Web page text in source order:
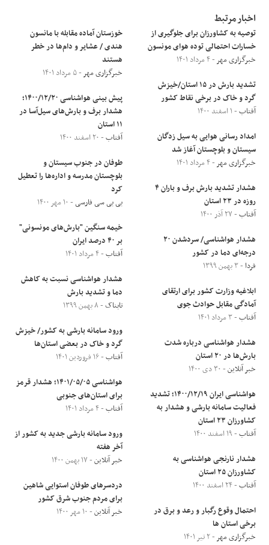
اخبار مرتبط
توصیه به کشاورزان برای جلوگیری از
خسارات احتمالی توده هوای مونسون
خبرگزاری مهر- ۴ مرداد ۱۴۰۱
تشدید بارش در ۱۵ استان/خیزش
گرد و خاک در برخی نقاط کشور
آفتاب- ۱ اسفند ۱۴۰۰
امداد رسانی هوایی به سیل زدگان
سیستان و بلوچستان آغاز شد
خبرگزاری مهر- ۴ مرداد ۱۴۰۱
هشدار تشدید بارش برف و باران ۴
روزه در ۲۳ استان
آفتاب- ۲۷ آذر ۱۴۰۰
هشدار هواشناسی/ سردشدن ۲۰
درجه‌ای دما در کشور
فردا - ۳ بهمن ۱۳۹۹
ابلاغیه وزارت کشور برای ارتقای
آمادگی مقابل حوادث جوی
آفتاب- ۳ مرداد ۱۴۰۱
هشدار هواشناسی درباره شدت
بارش‌ها در ۲۰ استان
خبر آنلاین- ۳۰ دی ۱۴۰۰
هواشناسی ایران ۱۴۰۰/۱۲/۱۹؛ تشدید
فعالیت سامانه بارشی و هشدار به
کشاورزان ۲۳ استان
آفتاب- ۱۹ اسفند ۱۴۰۰
هشدار نارنجی هواشناسی به
کشاورزان ۲۵ استان
آفتاب- ۲۴ اسفند ۱۴۰۰
احتمال وقوع رگبار و رعد و برق در
برخی استان ها
خبرگزاری مهر- ۲ تیر ۱۴۰۱
خوزستان آماده مقابله با مانسون
هندی / عشایر و دام‌ها در خطر
هستند
خبرگزاری مهر- ۵ مرداد ۱۴۰۱
پیش بینی هواشناسی ۱۴۰۰/۱۲/۲۰؛
هشدار برف و بارش‌های سیل‌آسا در
۱۱ استان
آفتاب- ۲۰ اسفند ۱۴۰۰
طوفان در جنوب سیستان و
بلوچستان مدرسه‌ و اداره‌ها را تعطیل
کرد
بی بی سی فارسی- ۱۰ مهر ۱۴۰۰
خیمه سنگین "بارش‌های مونسونی"
بر ۴۰ درصد ایران
آفتاب- ۴ مرداد ۱۴۰۱
هشدار هواشناسی نسبت به کاهش
دما و تشدید بارش
تابناک- ۸ بهمن ۱۳۹۹
ورود سامانه بارشی به کشور/ خیزش
گرد و خاک در بعضی استان‌ها
آفتاب- ۱۶ فروردین ۱۴۰۱
هواشناسی ۱۴۰۱/۰۵/۰۵؛ هشدار قرمز
برای استان‌های جنوبی
آفتاب- ۴ مرداد ۱۴۰۱
ورود سامانه بارشی جدید به کشور از
آخر هفته
خبر آنلاین- ۱۷ بهمن ۱۴۰۰
دردسرهای طوفان استوایی شاهین
برای مردم جنوب شرق کشور
خبر آنلاین- ۱۰ مهر ۱۴۰۰